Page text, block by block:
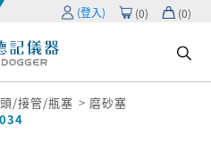
(登入) (0) (0)
/接管/瓶塞
磨砂塞